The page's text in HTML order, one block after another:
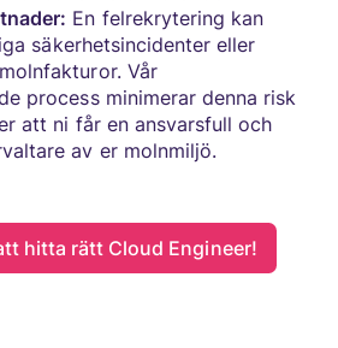
En felrekrytering kan
säkerhetsincidenter eller
Vår
process minimerar denna risk
att ni får en ansvarsfull och
av er molnmiljö.
hitta rätt Cloud Engineer!